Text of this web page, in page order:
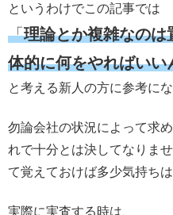
というわけでこの記事では
「理論とか複雑なのは
体的に何をやればいい
と考える新人の方に参考に
勿論会社の状況によって求
れで十分とは決してなりま
て覚えておけば多少気持ち
実際に実査する時は、